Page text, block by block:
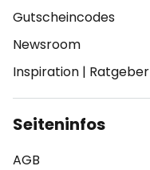
Gutscheincodes
Newsroom
Inspiration | Ratgeber
Seiteninfos
AGB